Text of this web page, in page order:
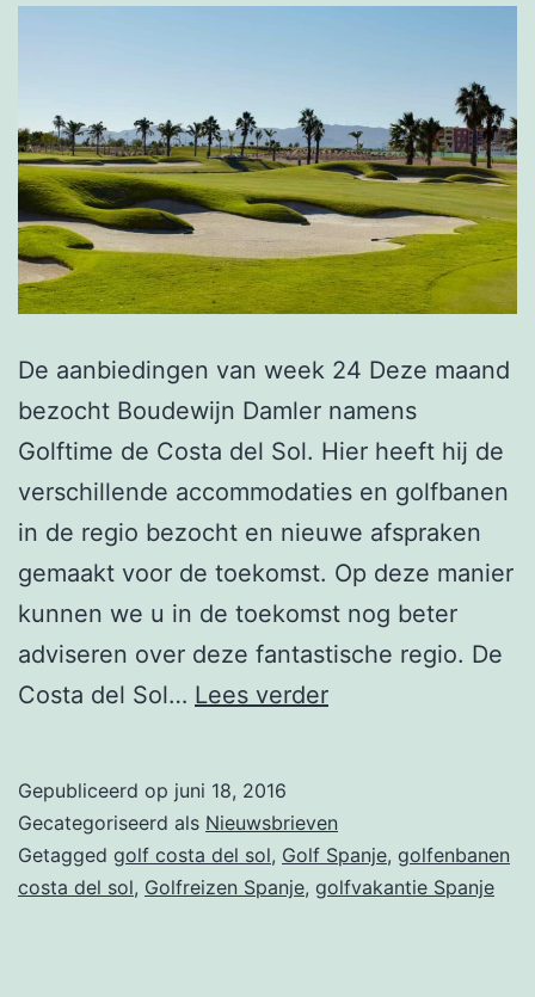
De aanbiedingen van week 24 Deze maand
bezocht Boudewijn Damler namens
Golftime de Costa del Sol. Hier heeft hij de
verschillende accommodaties en golfbanen
in de regio bezocht en nieuwe afspraken
gemaakt voor de toekomst. Op deze manier
kunnen we u in de toekomst nog beter
adviseren over deze fantastische regio. De
Costa del Sol… Lees verderNieuwsbrief
–
Costa
Del
Gepubliceerd op juni 18, 2016
Gecategoriseerd als Nieuwsbrieven
Getagged golf costa del sol, Golf Spanje, golfenbanen
costa del sol, Golfreizen Spanje, golfvakantie Spanje